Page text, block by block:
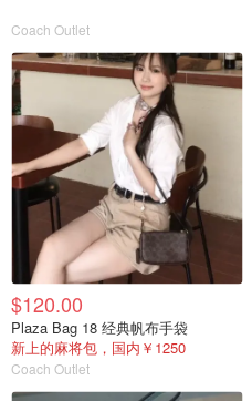
Coach Outlet
$120.00
Plaza Bag 18 经典帆布手袋
新上的麻将包，国内￥1250
Coach Outlet